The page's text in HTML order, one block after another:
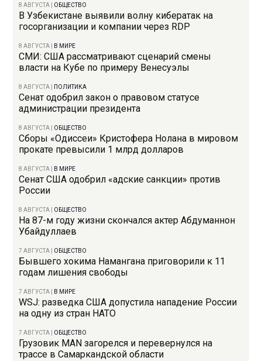
8 АВГУСТА ОБЩЕСТВО
В Узбекистане выявили волну кибератак на
госорганизации и компании через RDP
8 АВГУСТА В МИРЕ
СМИ: США рассматривают сценарий смены
власти на Кубе по примеру Венесуэлы
8 АВГУСТА ПОЛИТИКА
Сенат одобрил закон о правовом статусе
администрации президента
8 АВГУСТА ОБЩЕСТВО
Сборы «Одиссеи» Кристофера Нолана в мировом
прокате превысили 1 млрд долларов
8 АВГУСТА В МИРЕ
Сенат США одобрил «адские санкции» против
России
8 АВГУСТА ОБЩЕСТВО
На 87-м году жизни скончался актер Абдуманнон
Убайдуллаев
7 АВГУСТА ОБЩЕСТВО
Бывшего хокима Намангана приговорили к 11
годам лишения свободы
7 АВГУСТА В МИРЕ
WSJ: разведка США допустила нападение России
на одну из стран НАТО
7 АВГУСТА ОБЩЕСТВО
Грузовик MAN загорелся и перевернулся на
трассе в Самаркандской области